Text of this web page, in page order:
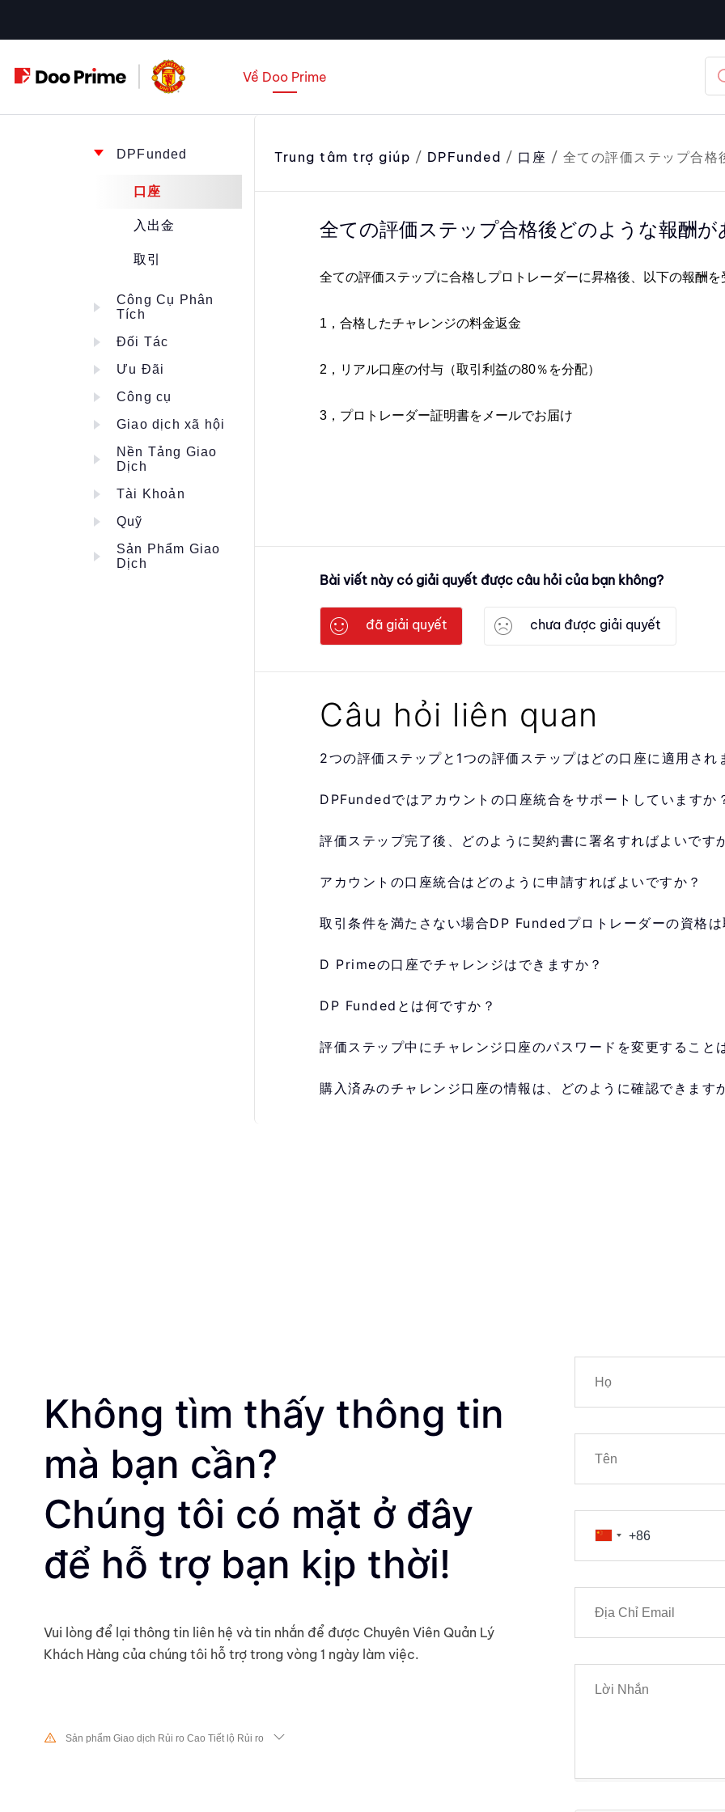
đến
dung
Về Doo Prime
DPFunded
口座
入出金
取引
Công Cụ Phân
Tích
Đối Tác
Ưu Đãi
Công cụ
Giao dịch xã hội
Nền Tảng Giao
Dịch
Tài Khoản
Quỹ
Sản Phẩm Giao
Dịch
Trung tâm trợ giúp / DPFunded / 口座 / 全ての評価ステップ合
全ての評価ステップ合格後どのような報酬
全ての評価ステップに合格しプロトレーダーに昇格後、以下の報酬
1，合格したチャレンジの料金返金
2，リアル口座の付与（取引利益の80％を分配）
3，プロトレーダー証明書をメールでお届け
Bài viết này có giải quyết được câu hỏi của bạn không?
đã giải quyết chưa được giải quyết
Câu hỏi liên quan
2つの評価ステップと1つの評価ステップはどの口座に適用され
DPFundedではアカウントの口座統合をサポートしていますか
評価ステップ完了後、どのように契約書に署名すればよいです
アカウントの口座統合はどのように申請すればよいですか？
取引条件を満たさない場合DP Fundedプロトレーダーの資格
D Primeの口座でチャレンジはできますか？
DP Fundedとは何ですか？
評価ステップ中にチャレンジ口座のパスワードを変更すること
購入済みのチャレンジ口座の情報は、どのように確認できます
Không tìm thấy thông tin
mà bạn cần?
Chúng tôi có mặt ở đây
để hỗ trợ bạn kịp thời!
Vui lòng để lại thông tin liên hệ và tin nhắn để được Chuyên Viên Quản Lý
Khách Hàng của chúng tôi hỗ trợ trong vòng 1 ngày làm việc.
Sản phẩm Giao dịch Rủi ro Cao Tiết lộ Rủi ro